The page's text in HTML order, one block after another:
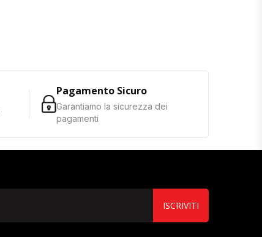
Pagamento Sicuro
Garantiamo la sicurezza dei
pagamenti
ISCRIVITI